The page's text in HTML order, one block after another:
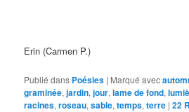
Erin (Carmen P.)
Publié dans Poésies | Marqué avec
graminée,jardin,jour,lame de fond,
racines,roseau,sable,temps,terre |22